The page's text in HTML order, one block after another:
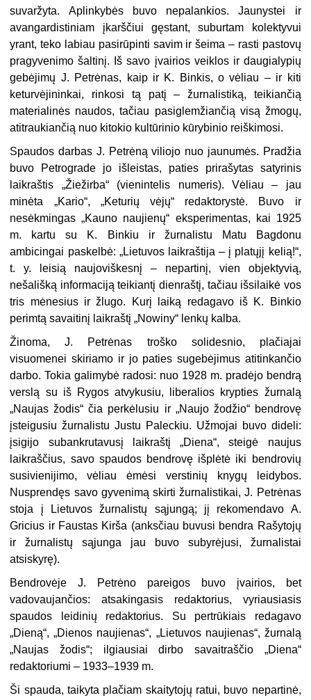
suvaržyta. Aplinkybės buvo nepalankios. Jaunystei ir
avangardistiniam įkarščiui gęstant, suburtam kolektyvui
yrant, teko labiau pasirūpinti savim ir šeima – rasti pastovų
pragyvenimo šaltinį. Iš savo įvairios veiklos ir daugialypių
gebėjimų J. Petrėnas, kaip ir K. Binkis, o vėliau – ir kiti
keturvėjininkai, rinkosi tą patį – žurnalistiką, teikiančią
materialinės naudos, tačiau pasiglemžiančią visą žmogų,
atitraukiančią nuo kitokio kultūrinio kūrybinio reiškimosi.
Spaudos darbas J. Petrėną viliojo nuo jaunumės. Pradžia
buvo Petrograde jo išleistas, paties prirašytas satyrinis
laikraštis „Žiežirba“ (vienintelis numeris). Vėliau – jau
minėta „Kario“, „Keturių vėjų“ redaktorystė. Buvo ir
nesėkmingas „Kauno naujienų“ eksperimentas, kai 1925
m. kartu su K. Binkiu ir žurnalistu Matu Bagdonu
ambicingai paskelbė: „Lietuvos laikraštija – į platųjį kelią!“,
t. y. leisią naujoviškesnį – nepartinį, vien objektyvią,
nešališką informaciją teikiantį dienraštį, tačiau išsilaikė vos
tris mėnesius ir žlugo. Kurį laiką redagavo iš K. Binkio
perimtą savaitinį laikraštį „Nowiny“ lenkų kalba.
Žinoma, J. Petrėnas troško solidesnio, plačiajai
visuomenei skiriamo ir jo paties sugebėjimus atitinkančio
darbo. Tokia galimybė radosi: nuo 1928 m. pradėjo bendrą
verslą su iš Rygos atvykusiu, liberalios krypties žurnalą
„Naujas žodis“ čia perkėlusiu ir „Naujo žodžio“ bendrovę
įsteigusiu žurnalistu Justu Paleckiu. Užmojai buvo dideli:
įsigijo subankrutavusį laikraštį „Diena“, steigė naujus
laikraščius, savo spaudos bendrovę išplėtė iki bendrovių
susivienijimo, vėliau ėmėsi verstinių knygų leidybos.
Nusprendęs savo gyvenimą skirti žurnalistikai, J. Petrėnas
stoja į Lietuvos žurnalistų sąjungą; jį rekomendavo A.
Gricius ir Faustas Kirša (anksčiau buvusi bendra Rašytojų
ir žurnalistų sąjunga jau buvo subyrėjusi, žurnalistai
atsiskyrę).
Bendrovėje J. Petrėno pareigos buvo įvairios, bet
vadovaujančios: atsakingasis redaktorius, vyriausiasis
spaudos leidinių redaktorius. Su pertrūkiais redagavo
„Dieną“, „Dienos naujienas“, „Lietuvos naujienas“, žurnalą
„Naujas žodis“; ilgiausiai dirbo savaitraščio „Diena“
redaktoriumi – 1933–1939 m.
Ši spauda, taikyta plačiam skaitytojų ratui, buvo nepartinė,